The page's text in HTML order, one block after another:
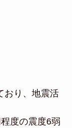
おり、地震活
度の震度6弱